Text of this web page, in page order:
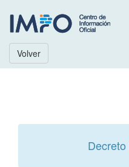
Volver
Decreto